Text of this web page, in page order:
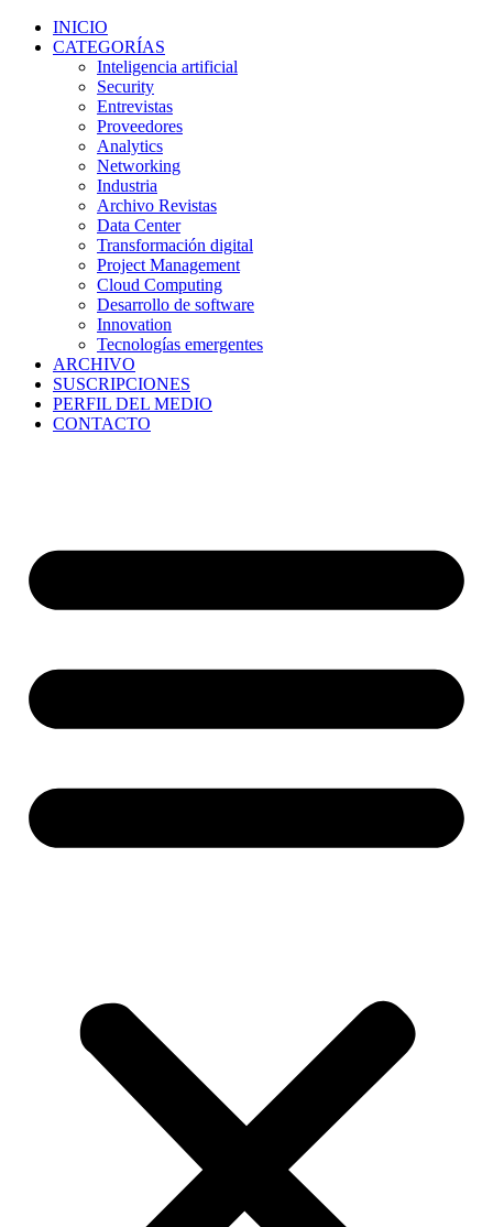
INICIO
CATEGORÍAS
Inteligencia artificial
Security
Entrevistas
Proveedores
Analytics
Networking
Industria
Archivo Revistas
Data Center
Transformación digital
Project Management
Cloud Computing
Desarrollo de software
Innovation
Tecnologías emergentes
ARCHIVO
SUSCRIPCIONES
PERFIL DEL MEDIO
CONTACTO